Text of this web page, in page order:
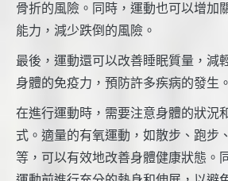
骨折的風險。同時，運動也可以增加
能力，減少跌倒的風險。
最後，運動還可以改善睡眠質量，減
身體的免疫力，預防許多疾病的發生。
在進行運動時，需要注意身體的狀況
式。適量的有氧運動，如散步、跑步
等，可以有效地改善身體健康狀態。